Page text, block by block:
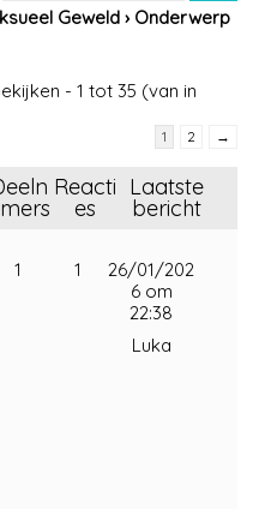
Geweld › Onderwerp
- 1 tot 35 (van in
1 2 →
Reacti
es
Laatste
bericht
1 1
26/01/202
6 om
22:38
Luka